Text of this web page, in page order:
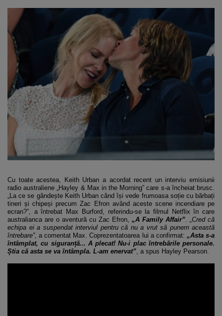
Cu toate acestea, Keith Urban a acordat recent un interviu emisiunii
radio australiene „Hayley & Max in the Morning” care s-a încheiat brusc.
„La ce se gândește Keith Urban când își vede frumoasa soție cu bărbați
tineri și chipeși precum Zac Efron având aceste scene incendiare pe
ecran?”, a întrebat Max Burford, referindu-se la filmul Netflix în care
australianca are o aventură cu Zac Efron, „A Family Affair”. „Cred că
echipa ei a suspendat interviul pentru că nu a vrut să punem această
întrebare”, a comentat Max. Coprezentatoarea lui a confirmat: „Asta s-a
întâmplat, cu siguranță... A plecat! Nu-i plac întrebările personale.
Știa că asta se va întâmpla. L-am enervat”, a spus Hayley Pearson.